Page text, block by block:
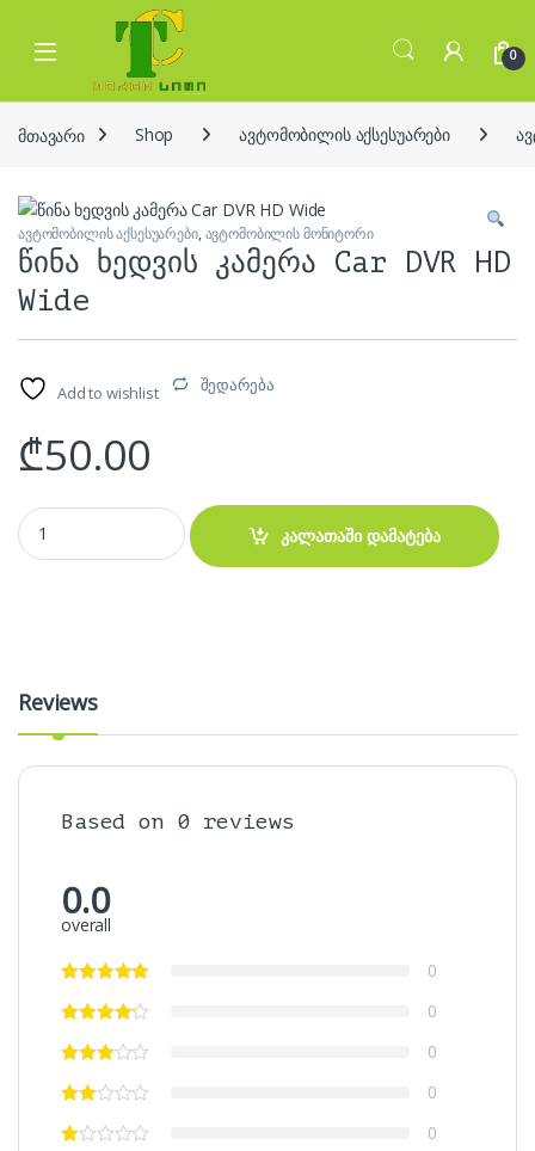
Skip to navigation
Skip to content
Open 0
მთავარი Shop ავტომობილის აქსესუარები
ავტომობილის აქსესუარები, ავტომობილის მონიტორი
წინა ხედვის კამერა Car DVR HD
Wide
Add to wishlist შედარება
₾50.00
წინა ხედვის კამერა Car DVR HD Wide quantity
კალათაში დამატება
Reviews
Based on 0 reviews
0.0
overall
0
0
0
0
0